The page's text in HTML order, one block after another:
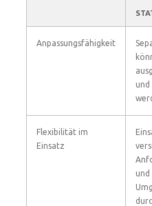
Anpassungsfähigkeit
und
Flexibilität im
Einsatz
und